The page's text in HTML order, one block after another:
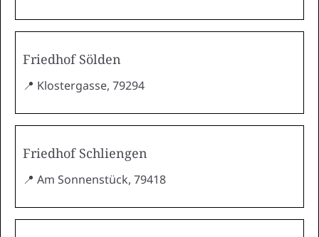
Friedhof Sölden
📍 Klostergasse, 79294
Friedhof Schliengen
📍 Am Sonnenstück, 79418